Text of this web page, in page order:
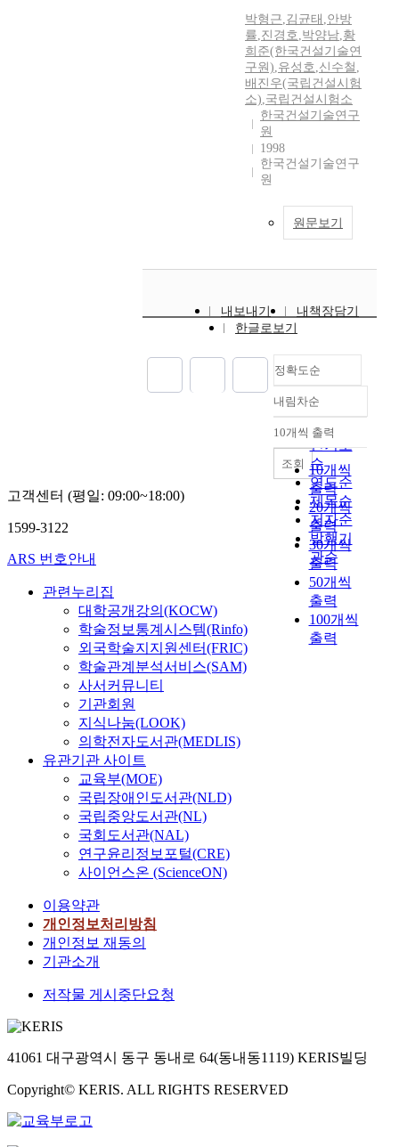
박형근,김균태 ,안방
률,진경호,박양남,황
희준(한국건설기술연
구원),유성호,신수철 ,
배진우(국립건설시험
소),국립건설시험소
한국건설기술연구
원
1998
한국건설기술연구
원
원문보기
내보내기
내책장담기
한글로보기
정확도순
정확도
순
인기도
순
연도순
제목순
저자순
발행기
관순
내림차순
내림차순
10개씩 출력
10개씩
출력
20개씩
출력
30개씩
출력
50개씩
출력
100개씩
출력
조회
고객센터 (평일: 09:00~18:00)
1599-3122
ARS 번호안내
관련누리집
대학공개강의(KOCW)
학술정보통계시스템(Rinfo)
외국학술지지원센터(FRIC)
학술관계분석서비스(SAM)
사서커뮤니티
기관회원
지식나눔(LOOK)
의학전자도서관(MEDLIS)
유관기관 사이트
교육부(MOE)
국립장애인도서관(NLD)
국립중앙도서관(NL)
국회도서관(NAL)
연구윤리정보포털(CRE)
사이언스온 (ScienceON)
이용약관
개인정보처리방침
개인정보 재동의
기관소개
저작물 게시중단요청
41061 대구광역시 동구 동내로 64(동내동1119) KERIS빌딩
Copyright© KERIS. ALL RIGHTS RESERVED